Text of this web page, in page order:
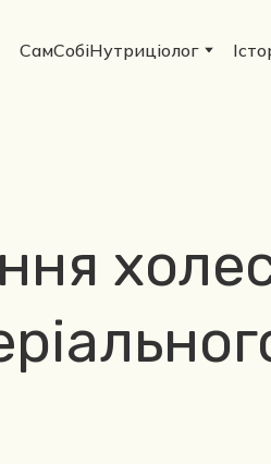
СамСобіНутриціолог